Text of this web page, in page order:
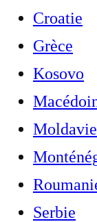
Croatie
Grèce
Kosovo
Moldavie
Serbie